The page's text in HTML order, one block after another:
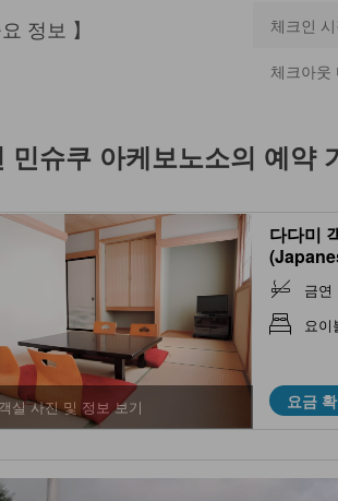
요 정보 】 체크인
체크아웃
민슈쿠 아케보노소의 예약
객실 사진 및 정보 보기
다다미
bath or
금연
요이
요금